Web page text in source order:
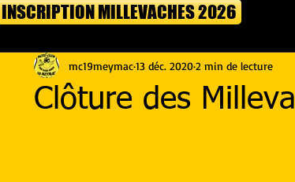
INSCRIPTION MILLEVACHES 2026
Clôture des
mc19meymac13 déc. 20202 min de lecture